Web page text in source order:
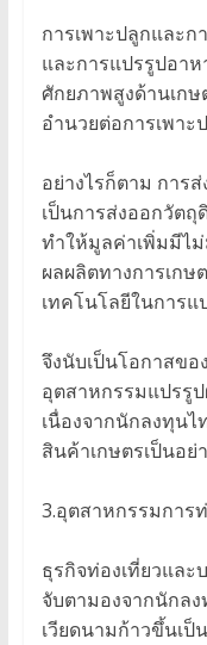
การเพาะปลูกและก
และการแปรรูปอาห
ศักยภาพสูงด้านเก
อำนวยต่อการเพาะ
อย่างไรก็ตาม การ
เป็นการส่งออกวัต
ทำให้มูลค่าเพิ่มมีไ
ผลผลิตทางการเกษ
เทคโนโลยีในการ
จึงนับเป็นโอกาสข
อุตสาหกรรมแปรรู
เนื่องจากนักลงทุน
สินค้าเกษตรเป็นอ
3.อุตสาหกรรมการ
ธุรกิจท่องเที่ยวและ
จับตามองจากนักล
เวียดนามก้าวขึ้นเป็